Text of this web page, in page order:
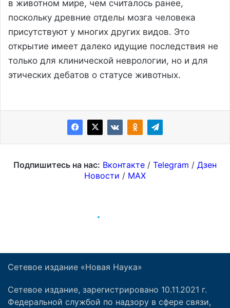
Сетевое издание «Новая Наука»
Сетевое издание, зарегистрировано 10.11.2021 г.
Федеральной службой по надзору в сфере связи,